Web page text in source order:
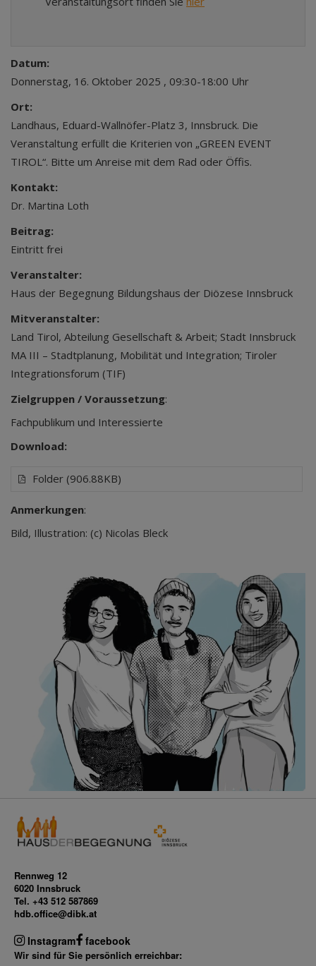
Datum:
Donnerstag, 16. Oktober 2025 , 09:30-18:00 Uhr
Ort:
Landhaus, Eduard-Wallnöfer-Platz 3, Innsbruck. Die
Veranstaltung erfüllt die Kriterien von „GREEN EVENT
TIROL“. Bitte um Anreise mit dem Rad oder Öffis.
Kontakt:
Dr. Martina Loth
Beitrag:
Eintritt frei
Veranstalter:
Haus der Begegnung Bildungshaus der Diözese Innsbruck
Mitveranstalter:
Land Tirol, Abteilung Gesellschaft & Arbeit; Stadt Innsbruck
MA III – Stadtplanung, Mobilität und Integration; Tiroler
Integrationsforum (TIF)
Zielgruppen / Voraussetzung:
Fachpublikum und Interessierte
Download:
Folder (906.88KB)
Anmerkungen:
Bild, Illustration: (c) Nicolas Bleck
Rennweg 12
6020 Innsbruck
Tel. +43 512 587869
hdb.office@dibk.at
Instagram facebook
Wir sind für Sie persönlich erreichbar: